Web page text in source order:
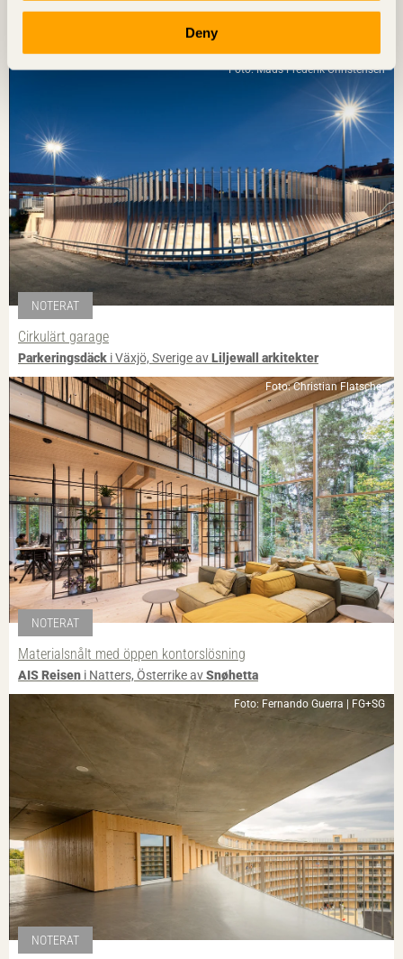
Deny
på Lisö, Sverige avIn Praise of Shadows
Foto: Mads Frederik Christensen
NOTERAT
Cirkulärt garage
Parkeringsdäck i Växjö, Sverige avLiljewall arkitekter
Foto: Christian Flatscher
NOTERAT
Materialsnålt med öppen kontorslösning
AIS Reisen i Natters, Österrike avSnøhetta
Foto: Fernando Guerra | FG+SG
NOTERAT